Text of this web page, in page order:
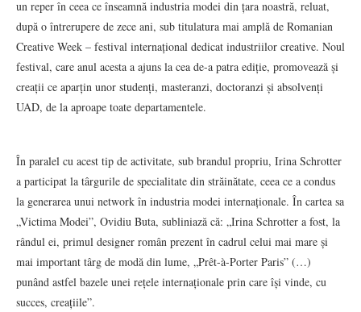
un reper în ceea ce înseamnă industria modei din țara noastră, reluat,
după o întrerupere de zece ani, sub titulatura mai amplă de Romanian
Creative Week – festival internațional dedicat industriilor creative. Noul
festival, care anul acesta a ajuns la cea de-a patra ediție, promovează și
creații ce aparțin unor studenți, masteranzi, doctoranzi și absolvenți
UAD, de la aproape toate departamentele.
În paralel cu acest tip de activitate, sub brandul propriu, Irina Schrotter
a participat la târgurile de specialitate din străinătate, ceea ce a condus
la generarea unui network în industria modei internaționale. În cartea sa
„Victima Modei”, Ovidiu Buta, subliniază că: „Irina Schrotter a fost, la
rândul ei, primul designer român prezent în cadrul celui mai mare și
mai important târg de modă din lume, „Prêt-à-Porter Paris” (…)
punând astfel bazele unei rețele internaționale prin care își vinde, cu
succes, creațiile”.